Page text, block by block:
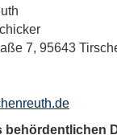
7, 95643
behördentlichen